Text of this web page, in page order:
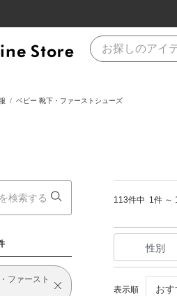
ベビー 靴下・ファーストシューズ
ファースト
113件中 1件 ～
性別
表示順